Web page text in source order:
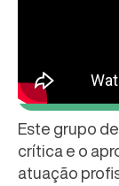
Este grupo
crítica e o
atuação